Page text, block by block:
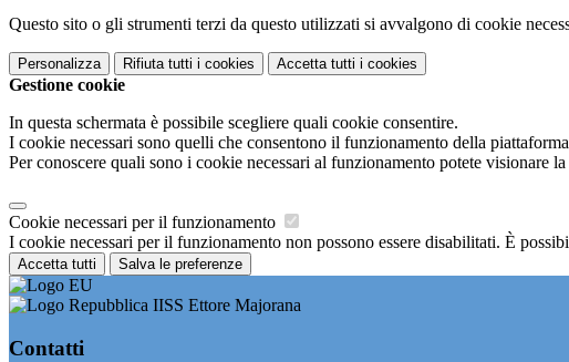
Questo sito o gli strumenti terzi da questo utilizzati si avvalgono di cookie
Personalizza Rifiuta tutti i cookies Accetta tutti i cookies
Gestione cookie
In questa schermata è possibile scegliere quali cookie consentire.
I cookie necessari sono quelli che consentono il funzionamento della
Per conoscere quali sono i cookie necessari al funzionamento potete visionare la
Cookie necessari per il funzionamento
I cookie necessari per il funzionamento non possono essere disabilitati. È
Accetta tutti Salva le preferenze
IISS Ettore Majorana
Contatti